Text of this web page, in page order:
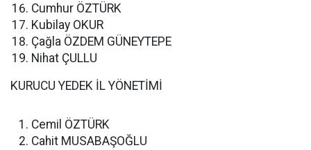
Cumhur ÖZTÜRK
Kubilay OKUR
Çağla ÖZDEM GÜNEYTEPE
Nihat ÇULLU
KURUCU YEDEK İL YÖNETİMİ
Cemil ÖZTÜRK
Cahit MUSABAŞOĞLU